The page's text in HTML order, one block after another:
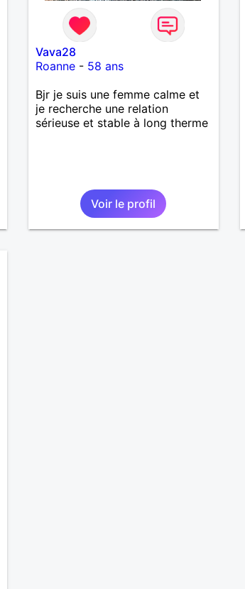
Vava28
Roanne- 58 ans
Bjr je suis une femme calme et
je recherche une relation
sérieuse et stable à long therme
Voir le profil